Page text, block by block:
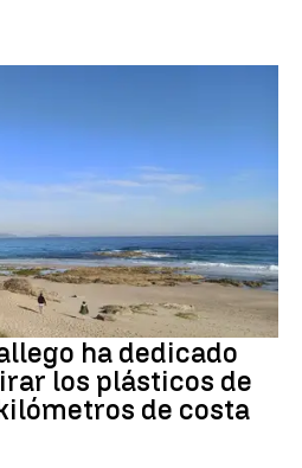
ha dedicado
los plásticos de
de costa